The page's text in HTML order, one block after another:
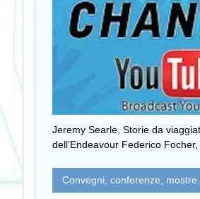
Jeremy Searle, Storie da
dell’Endeavour Federico
Convegni, conferenze,